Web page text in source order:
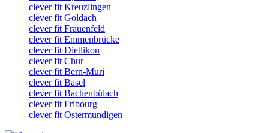
clever fit Kreuzlingen
clever fit Goldach
clever fit Frauenfeld
clever fit Emmenbrücke
clever fit Dietlikon
clever fit Chur
clever fit Bern-Muri
clever fit Basel
clever fit Bachenbülach
clever fit Fribourg
clever fit Ostermundigen